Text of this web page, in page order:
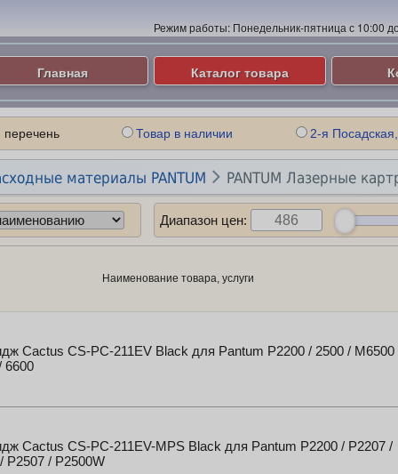
Режим работы: Понедельник-пятница с 10:00
Главная Каталог товара
Товар в наличии 2-я
материалы PANTUM  PANTUM Лазерные
Диапазон цен:
Наименование товара, услуги
Cactus CS-PC-211EV Black для Pantum P2200 / 2500 / M6500
6600
Cactus CS-PC-211EV-MPS Black для Pantum P2200 / P2207 /
P2507 / P2500W